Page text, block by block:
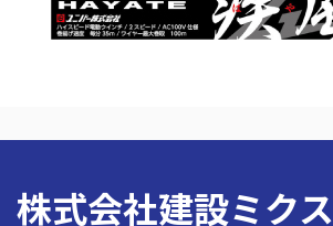
株式会社建設ミクス